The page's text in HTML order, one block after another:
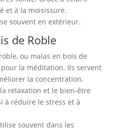
et à la moisissure.
souvent en extérieur.
de Roble
ou malas en bois de
la méditation. Ils servent
la concentration.
relaxation et le bien-être
à réduire le stress et à
souvent dans les